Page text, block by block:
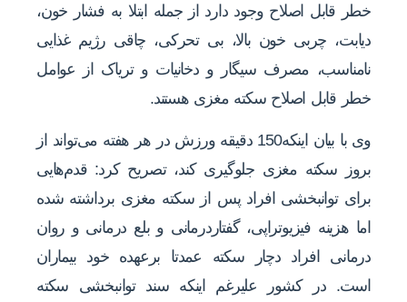
خطر قابل اصلاح وجود دارد از جمله ابتلا به فشار خون،
دیابت، چربی خون بالا، بی تحرکی، چاقی رژیم غذایی
نامناسب، مصرف سیگار و دخانیات و تریاک از عوامل
خطر قابل اصلاح سکته مغزی هستند.
وی با بیان اینکه150 دقیقه ورزش در هر هفته می‌تواند از
بروز سکته مغزی جلوگیری کند، تصریح کرد: قدم‌هایی
برای توانبخشی افراد پس از سکته مغزی برداشته شده
اما هزینه فیزیوتراپی، گفتاردرمانی و بلع درمانی و روان
درمانی افراد دچار سکته عمدتا برعهده خود بیماران
است. در کشور علیرغم اینکه سند توانبخشی سکته